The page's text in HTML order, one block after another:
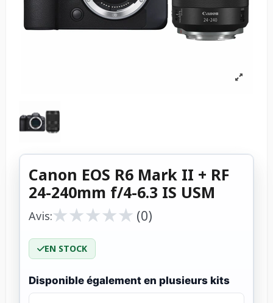
Canon EOS R6 Mark II + RF
24-240mm f/4-6.3 IS USM
Avis:★
★★
★★
★★
★★
★ (0)
EN STOCK
Disponible également en plusieurs kits